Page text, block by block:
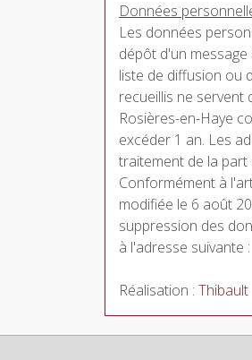
Données
Les données
dépôt d'un
liste de diffusion ou
recueillis ne servent
Rosières-en-Haye
excéder 1 an. Les
traitement de la part
Conformément à
modifiée le 6 août
suppression des
à l'adresse suivante :
Réalisation : Thibault